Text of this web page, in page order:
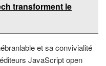
transforment le
et sa convivialité
JavaScript open